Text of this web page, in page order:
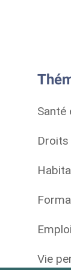
Santé
Vie